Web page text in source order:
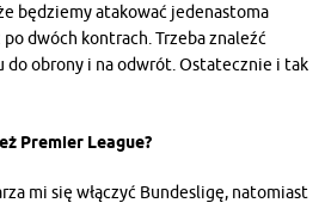
będziemy atakować jedenastoma
dwóch kontrach. Trzeba znaleźć
do obrony i na odwrót. Ostatecznie i tak
Premier League?
mi się włączyć Bundesligę, natomiast